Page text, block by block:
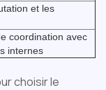
et les
coordination avec
internes
choisir le